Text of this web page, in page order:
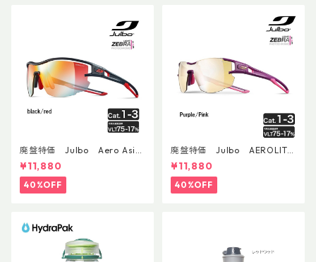
廃盤特価 Julbo Aero Asia
nFit
¥11,880
40%OFF
廃盤特価 Julbo AEROLITE
AsianFit
¥11,880
40%OFF